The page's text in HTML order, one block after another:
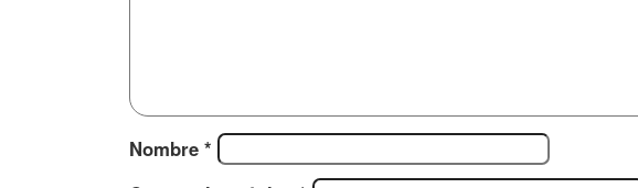
Nombre *